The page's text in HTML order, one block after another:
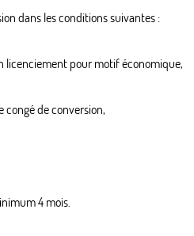
dans les conditions suivantes :
licenciement pour motif économique,
congé de conversion,
4 mois.